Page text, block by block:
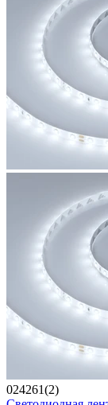
024261(2)